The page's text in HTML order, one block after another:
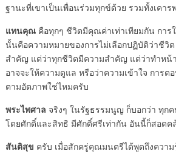
ฐานะที่เขาเป็นเพื่อนร่วมทุกข์ด้วย รวมทั้งเคาร
แทนคุณคือทุกๆ ชีวิตมีคุณค่าเท่าเทียมกัน กา
นั้นคือความหมายของการไม่เลือกปฏิบัติว่าชีวิ
สำคัญ แต่ว่าทุกชีวิตมีความสำคัญ แต่ว่าทำหน้
อาจจะให้ความดูแล หรือว่าความเข้าใจ การ
ตามอัตภาพใช่ไหมครับ
พระไพศาล จริงๆ ในรัฐธรรมนูญ ก็บอกว่า ทุก
โดยศักดิ์และสิทธิ มีศักดิ์ศรีเท่ากัน อันนี้ก็สอดค
สันติสุข ครับ เมื่อสักครู่คุณมนตรีได้พูดถึงควา